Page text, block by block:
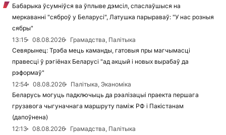
Бабарыка ўсумніўся ва ўплыве дэмсіл, спаслаўшыся на
меркаванні "сяброў у Беларусі", Латушка парыраваў: "У нас розныя
сябры"
13:15
08.08.2026
Грамадства, Палітыка
Севярынец: Трэба мець каманды, гатовыя пры магчымасці
правесці ў рэгіёнах Беларусі "ад акцый і новых вырабаў да
рэформаў"
12:54
08.08.2026
Палітыка, Эканоміка
Беларусь могуць падключыць да рэалізацыі праекта першага
грузавога чыгуначнага маршруту паміж РФ і Пакістанам
(дапоўнена)
12:13
08.08.2026
Грамадства, Палітыка